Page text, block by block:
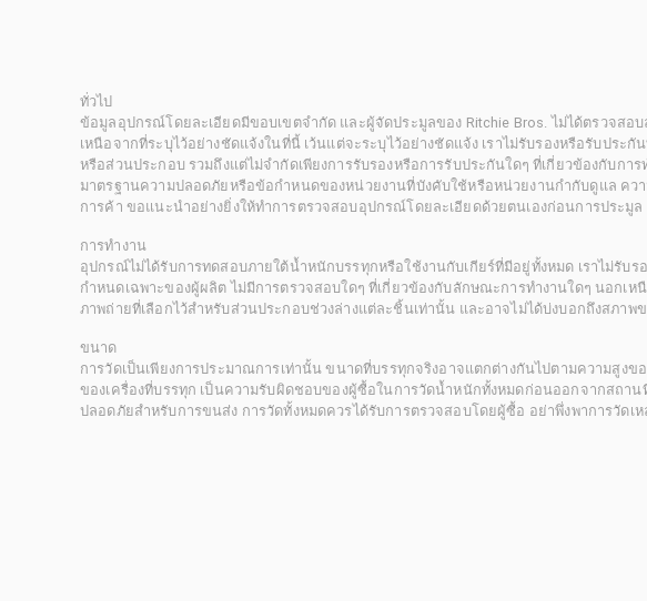
ทั่วไป
ข้อมูลอุปกรณ์โดยละเอียดมีขอบเขตจำกัด และผู้จัดประมูลของ Ritchie Bros. ไม่ได้ตรวจส
เหนือจากที่ระบุไว้อย่างชัดแจ้งในที่นี้ เว้นแต่จะระบุไว้อย่างชัดแจ้ง เราไม่รับรองหรือรับปร
หรือส่วนประกอบ รวมถึงแต่ไม่จำกัดเพียงการรับรองหรือการรับประกันใดๆ ที่เกี่ยวข้องกับก
มาตรฐานความปลอดภัยหรือข้อกำหนดของหน่วยงานที่บังคับใช้หรือหน่วยงานกำกับดูแล ควา
การค้า ขอแนะนำอย่างยิ่งให้ทำการตรวจสอบอุปกรณ์โดยละเอียดด้วยตนเองก่อนการประมูล
การทำงาน
อุปกรณ์ไม่ได้รับการทดสอบภายใต้น้ำหนักบรรทุกหรือใช้งานกับเกียร์ที่มีอยู่ทั้งหมด เราไม่รับ
กำหนดเฉพาะของผู้ผลิต ไม่มีการตรวจสอบใดๆ ที่เกี่ยวข้องกับลักษณะการทำงานใดๆ นอกเห
ภาพถ่ายที่เลือกไว้สำหรับส่วนประกอบช่วงล่างแต่ละชิ้นเท่านั้น และอาจไม่ได้บ่งบอกถึงสภาพ
ขนาด
การวัดเป็นเพียงการประมาณการเท่านั้น ขนาดที่บรรทุกจริงอาจแตกต่างกันไปตามความสูง
ของเครื่องที่บรรทุก เป็นความรับผิดชอบของผู้ซื้อในการวัดน้ำหนักทั้งหมดก่อนออกจากสถาน
ปลอดภัยสำหรับการขนส่ง การวัดทั้งหมดควรได้รับการตรวจสอบโดยผู้ซื้อ อย่าพึ่งพาการวัดเ